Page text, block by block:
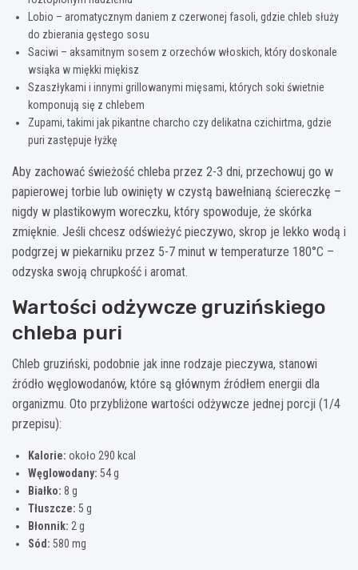
Lobio – aromatycznym daniem z czerwonej fasoli, gdzie chleb służy
do zbierania gęstego sosu
Saciwi – aksamitnym sosem z orzechów włoskich, który doskonale
wsiąka w miękki miękisz
Szaszłykami i innymi grillowanymi mięsami, których soki świetnie
komponują się z chlebem
Zupami, takimi jak pikantne charcho czy delikatna czichirtma, gdzie
puri zastępuje łyżkę
Aby zachować świeżość chleba przez 2-3 dni, przechowuj go w
papierowej torbie lub owinięty w czystą bawełnianą ściereczkę –
nigdy w plastikowym woreczku, który spowoduje, że skórka
zmięknie. Jeśli chcesz odświeżyć pieczywo, skrop je lekko wodą i
podgrzej w piekarniku przez 5-7 minut w temperaturze 180°C –
odzyska swoją chrupkość i aromat.
Wartości odżywcze gruzińskiego
chleba puri
Chleb gruziński, podobnie jak inne rodzaje pieczywa, stanowi
źródło węglowodanów, które są głównym źródłem energii dla
organizmu. Oto przybliżone wartości odżywcze jednej porcji (1/4
przepisu):
Kalorie: około 290 kcal
Węglowodany: 54 g
Białko: 8 g
Tłuszcze: 5 g
Błonnik: 2 g
Sód: 580 mg